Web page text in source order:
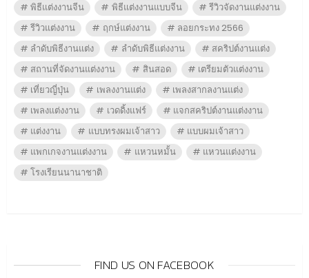
พิธีแต่งงานจีน
พิธีแต่งงานแบบจีน
รีวิวจัดงานแต่งงาน
รีวิวแต่งงาน
ฤกษ์แต่งงาน
ลอยกระทง 2566
ลำดับพิธีงานแต่ง
ลำดับพิธีแต่งงาน
สคริปต์งานแต่ง
สถานที่จัดงานแต่งงาน
สินสอด
เตรียมตัวแต่งงาน
เที่ยวญี่ปุ่น
เพลงงานแต่ง
เพลงสากลงานแต่ง
เพลงแต่งงาน
เวดดิ้งแฟร์
แจกสคริปต์งานแต่งงาน
แต่งงาน
แบบทรงผมเจ้าสาว
แบบผมเจ้าสาว
แพกเกจงานแต่งงาน
แหวนหมั้น
แหวนแต่งงาน
โรงเรียนนานาชาติ
FIND US ON FACEBOOK